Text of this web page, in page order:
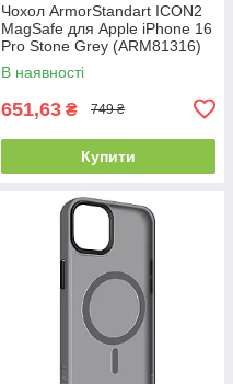
Чохол ArmorStandart ICON2
MagSafe для Apple iPhone 16
Pro Stone Grey (ARM81316)
В наявності
651,63 ₴ 749 ₴
Купити